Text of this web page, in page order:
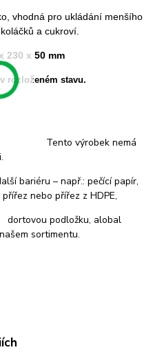
vhodná pro ukládání menšího
a cukroví.
230 x 50 mm
rozloženém stavu.
nemá
bariéru – např.: pečící papír,
nebo přířez z HDPE,
alobal
sortimentu.